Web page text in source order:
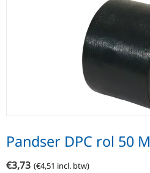
Pandser DPC rol 50 M
€3,73 (€4,51 incl. btw)